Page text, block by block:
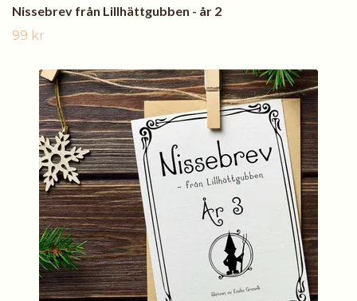
Nissebrev från Lillhättgubben - år 2
99 kr